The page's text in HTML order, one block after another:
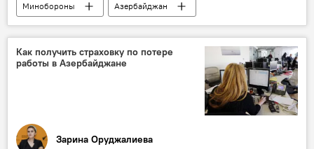
Минобороны
Азербайджан
Эксплуатация
Объекты
Сдача в эксплуатацию
Как получить страховку по потере
работы в Азербайджане
Зарина Оруджалиева